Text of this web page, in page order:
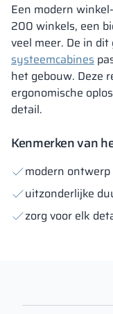
Een modern
200 winkels, een
veel meer. De in
systeemcabines
het gebouw. Deze
ergonomische
detail.
Kenmerken van
modern ontwerp
uitzonderlijke
zorg voor elk